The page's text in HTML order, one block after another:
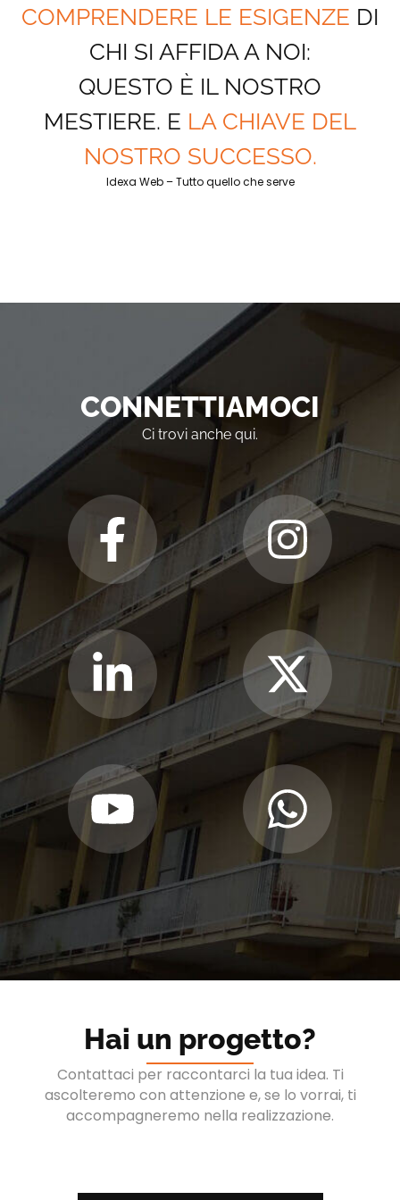
COMPRENDERE LE ESIGENZE DI
CHI SI AFFIDA A NOI:
QUESTO È IL NOSTRO
MESTIERE. E LA CHIAVE DEL
NOSTRO SUCCESSO.
Idexa Web – Tutto quello che serve
CONNETTIAMOCI
Ci trovi anche qui.
Hai un progetto?
Contattaci per raccontarci la tua idea. Ti
ascolteremo con attenzione e, se lo vorrai, ti
accompagneremo nella realizzazione.